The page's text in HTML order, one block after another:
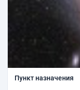
Пункт назначения